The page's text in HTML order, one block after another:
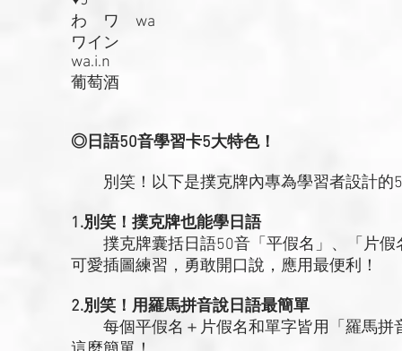
わ ワ wa
ワイン
wa.i.n
葡萄酒
◎日語50音學習卡5大特色！
別笑！以下是撲克牌內專為學習者設計的5
1.別笑！撲克牌也能學日語
撲克牌囊括日語50音「平假名」、「片假
可愛插圖練習，勇敢開口說，應用最便利！
2.別笑！用羅馬拼音說日語最簡單
每個平假名＋片假名和單字皆用「羅馬拼